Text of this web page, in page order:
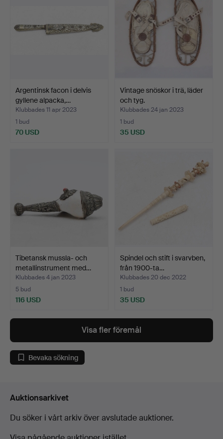
Argentinsk facon i delvis
gyllene alpacka,…
Klubbades 11 apr 2023
1 bud
70 USD
Vintage snöskor i trä, läder
och tyg.
Klubbades 24 jan 2023
1 bud
35 USD
Tibetansk mussla- och
metallinstrument med…
Klubbades 4 jan 2023
5 bud
116 USD
Spindel och stift i svarvben,
från 1900-ta…
Klubbades 20 dec 2022
1 bud
35 USD
Visa fler föremål
Bevaka sökning
Auktionsarkivet
Du söker i vårt arkiv över avslutade auktioner.